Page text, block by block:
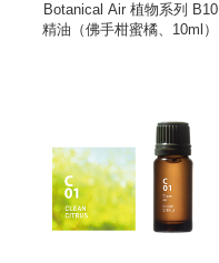
Botanical Air 植物系列 B10
精油（佛手柑蜜橘、10ml）